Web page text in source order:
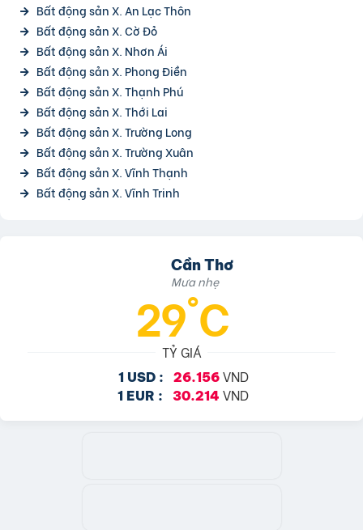
Bất động sản X. An Lạc Thôn
Bất động sản X. Cờ Đỏ
Bất động sản X. Nhơn Ái
Bất động sản X. Phong Điền
Bất động sản X. Thạnh Phú
Bất động sản X. Thới Lai
Bất động sản X. Trường Long
Bất động sản X. Trường Xuân
Bất động sản X. Vĩnh Thạnh
Bất động sản X. Vĩnh Trinh
Cần Thơ
Mưa nhẹ
29°C
TỶ GIÁ
1 USD : 26.156VND
1 EUR : 30.214 VND